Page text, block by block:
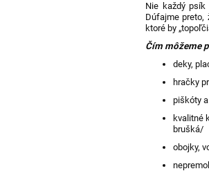
Nie každý
Dúfajme preto,
ktoré by
Čím môžeme
deky,
hračky
piškóty
kvalitné
brušká/
obojky,